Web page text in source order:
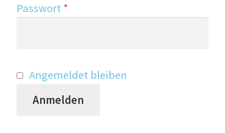
Passwort *
Angemeldet bleiben
Anmelden